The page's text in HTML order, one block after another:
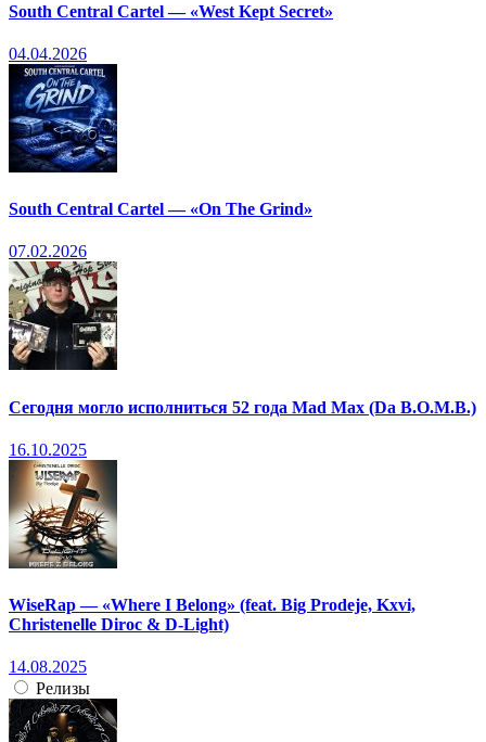
South Central Cartel — «West Kept Secret»
04.04.2026
South Central Cartel — «On The Grind»
07.02.2026
Сегодня могло исполниться 52 года Mad Max (Da B.O.M.B.)
16.10.2025
WiseRap — «Where I Belong» (feat. Big Prodeje, Kxvi,
Christenelle Diroc & D-Light)
14.08.2025
Релизы